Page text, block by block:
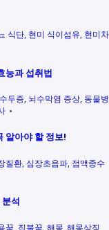
식단 현미 식이섬유 현미차
능과 섭취법
두증 뇌수막염 증상 동물병
알아야 할 정보!
질환 심장초음파 점액종수
석
꿈 집불꿈 해몽 해몽상징